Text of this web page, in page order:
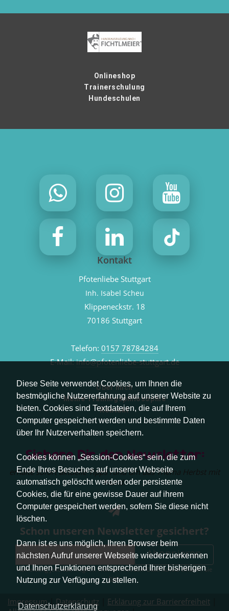
Diese Seite verwendet Cookies, um Ihnen die
bestmögliche Nutzererfahrung auf unserer Website zu
bieten. Cookies sind Textdateien, die auf Ihrem
Computer gespeichert werden und bestimmte Daten
über Ihr Nutzerverhalten speichern.
Cookies können „Session-Cookies“ sein, die zum
Ende Ihres Besuches auf unserer Webseite
automatisch gelöscht werden oder persistente
Cookies, die für eine gewisse Dauer auf ihrem
Computer gespeichert werden, sofern Sie diese nicht
löschen.
Dann ist es uns möglich, Ihren Browser beim
nächsten Aufruf unserer Webseite wiederzuerkennen
und Ihnen Funktionen entsprechend Ihrer bisherigen
Nutzung zur Verfügung zu stellen.
Datenschutzerklärung
Onlineshop
Trainerschulung
Hundeschulen
Kontakt
Pfotenliebe Stuttgart
Inh. Isabel Scheu
Klippeneckstr. 18
70186 Stuttgart
Telefon: 0157 78784284
E-Mail:info@pfotenliebe-stuttgart.de
Über mich
Meine Trainingsphilosophie
Kontakt
Sichere Dir den Newsletter:
erhalte sofort aktuelle Tipps rund um das Thema Herbst mit
Hund.
Schon unseren Newsletter gesichert?
Abonnieren
Abmeldung jederzeit möglich. Weitere Infos zum Datenschutz erhalten Sie
hier.
Impressum| Datenschutz Erklärung zur Barrierefreiheit